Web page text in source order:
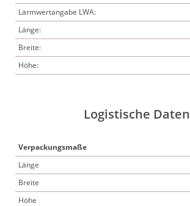
Lärmwertangabe LWA:
Länge:
Breite:
Höhe:
Logistische Daten
Verpackungsmaße
Länge
Breite
Höhe